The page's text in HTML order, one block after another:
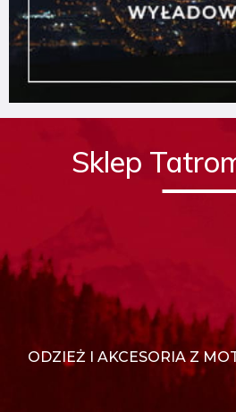
Sklep
ODZIEŻ I AKCESORIA Z